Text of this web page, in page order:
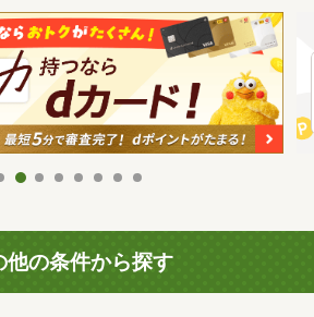
他の条件から探す